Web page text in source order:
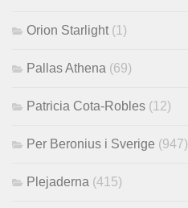
Orion Starlight (1)
Pallas Athena (69)
Patricia Cota-Robles (12)
Per Beronius i Sverige (947)
Plejaderna (415)